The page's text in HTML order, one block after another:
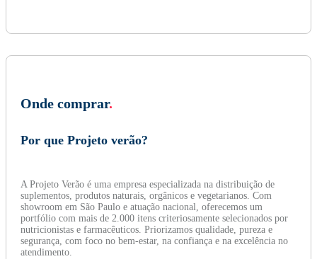
Onde comprar.
Por que Projeto verão?
A Projeto Verão é uma empresa especializada na distribuição de
suplementos, produtos naturais, orgânicos e vegetarianos. Com
showroom em São Paulo e atuação nacional, oferecemos um
portfólio com mais de 2.000 itens criteriosamente selecionados por
nutricionistas e farmacêuticos. Priorizamos qualidade, pureza e
segurança, com foco no bem-estar, na confiança e na excelência no
atendimento.